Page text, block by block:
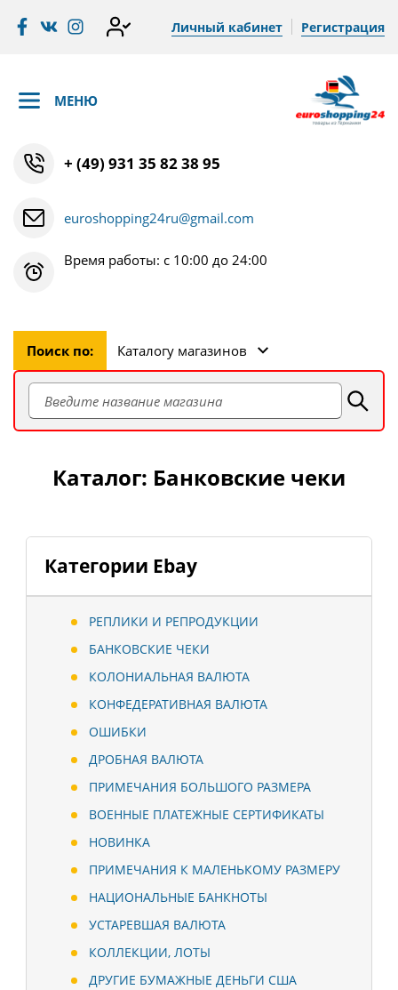
Личный кабинет Регистрация
МЕНЮ
+ (49) 931 35 82 38 95
euroshopping24ru@gmail.com
Время работы: с 10:00 до 24:00
Поиск по: Каталогу магазинов
Категории Ebay
РЕПЛИКИ И РЕПРОДУКЦИИ
БАНКОВСКИЕ ЧЕКИ
КОЛОНИАЛЬНАЯ ВАЛЮТА
КОНФЕДЕРАТИВНАЯ ВАЛЮТА
ОШИБКИ
ДРОБНАЯ ВАЛЮТА
ПРИМЕЧАНИЯ БОЛЬШОГО РАЗМЕРА
ВОЕННЫЕ ПЛАТЕЖНЫЕ СЕРТИФИКАТЫ
НОВИНКА
ПРИМЕЧАНИЯ К МАЛЕНЬКОМУ РАЗМЕРУ
НАЦИОНАЛЬНЫЕ БАНКНОТЫ
УСТАРЕВШАЯ ВАЛЮТА
КОЛЛЕКЦИИ, ЛОТЫ
ДРУГИЕ БУМАЖНЫЕ ДЕНЬГИ США
Каталог: Банковские чеки